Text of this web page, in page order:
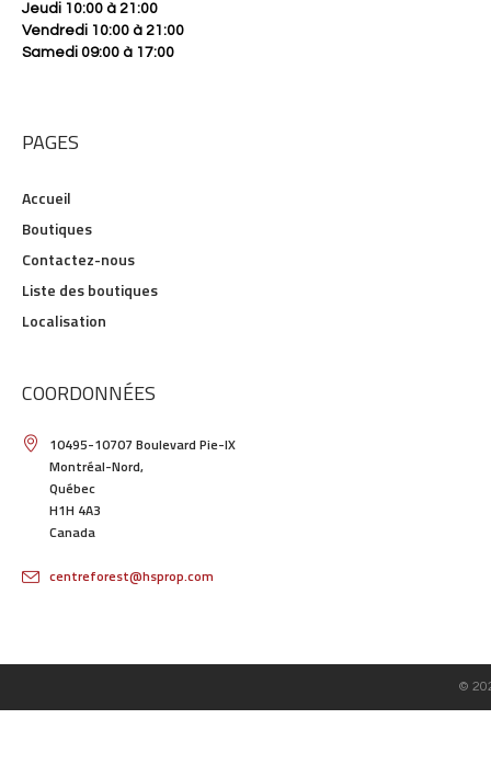
Jeudi 10:00 à 21:00
Vendredi 10:00 à 21:00
Samedi 09:00 à 17:00
PAGES
Accueil
Boutiques
Contactez-nous
Liste des boutiques
Localisation
COORDONNÉES
10495-10707 Boulevard Pie-IX
Montréal-Nord,
Québec
H1H 4A3
Canada
centreforest@hsprop.com
©